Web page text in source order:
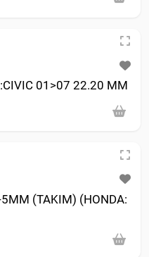
01>07 22.20 MM
(TAKIM) (HONDA: